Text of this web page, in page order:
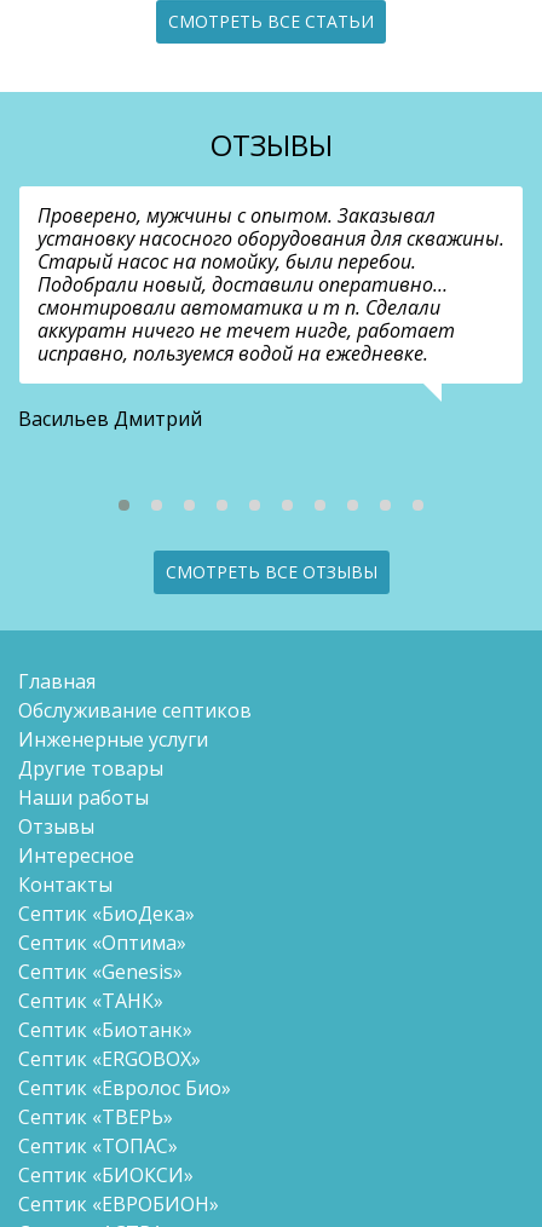
СМОТРЕТЬ ВСЕ СТАТЬИ
ОТЗЫВЫ
Проверено, мужчины с опытом. Заказывал
установку насосного оборудования для скважины.
Старый насос на помойку, были перебои.
Подобрали новый, доставили оперативно…
смонтировали автоматика и т п. Сделали
аккуратн ничего не течет нигде, работает
исправно, пользуемся водой на ежедневке.
Васильев Дмитрий
СМОТРЕТЬ ВСЕ ОТЗЫВЫ
Главная
Обслуживание септиков
Инженерные услуги
Другие товары
Наши работы
Отзывы
Интересное
Контакты
Септик «БиоДека»
Септик «Оптима»
Септик «Genesis»
Септик «ТАНК»
Септик «Биотанк»
Септик «ERGOBOX»
Септик «Евролос Био»
Септик «ТВЕРЬ»
Септик «ТОПАС»
Септик «БИОКСИ»
Септик «ЕВРОБИОН»